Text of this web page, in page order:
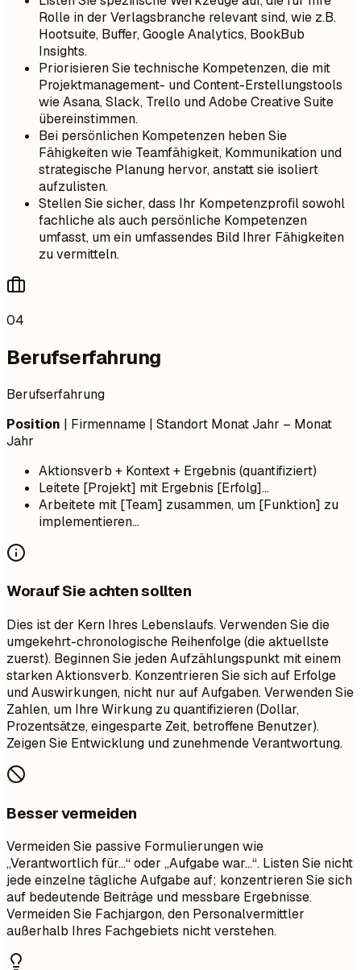
Rolle in der Verlagsbranche relevant sind, wie z.B.
Hootsuite, Buffer, Google Analytics, BookBub
Insights.
Priorisieren Sie technische Kompetenzen, die mit
Projektmanagement- und Content-Erstellungstools
wie Asana, Slack, Trello und Adobe Creative Suite
übereinstimmen.
Bei persönlichen Kompetenzen heben Sie
Fähigkeiten wie Teamfähigkeit, Kommunikation und
strategische Planung hervor, anstatt sie isoliert
aufzulisten.
Stellen Sie sicher, dass Ihr Kompetenzprofil sowohl
fachliche als auch persönliche Kompetenzen
umfasst, um ein umfassendes Bild Ihrer Fähigkeiten
zu vermitteln.
04
Berufserfahrung
Berufserfahrung
Position | Firmenname | Standort Monat Jahr – Monat
Jahr
Aktionsverb + Kontext + Ergebnis (quantifiziert)
Leitete [Projekt] mit Ergebnis [Erfolg]...
Arbeitete mit [Team] zusammen, um [Funktion] zu
implementieren...
Worauf Sie achten sollten
Dies ist der Kern Ihres Lebenslaufs. Verwenden Sie die
umgekehrt-chronologische Reihenfolge (die aktuellste
zuerst). Beginnen Sie jeden Aufzählungspunkt mit einem
starken Aktionsverb. Konzentrieren Sie sich auf Erfolge
und Auswirkungen, nicht nur auf Aufgaben. Verwenden Sie
Zahlen, um Ihre Wirkung zu quantifizieren (Dollar,
Prozentsätze, eingesparte Zeit, betroffene Benutzer).
Zeigen Sie Entwicklung und zunehmende Verantwortung.
Besser vermeiden
Vermeiden Sie passive Formulierungen wie
„Verantwortlich für…“ oder „Aufgabe war…“. Listen Sie nicht
jede einzelne tägliche Aufgabe auf; konzentrieren Sie sich
auf bedeutende Beiträge und messbare Ergebnisse.
Vermeiden Sie Fachjargon, den Personalvermittler
außerhalb Ihres Fachgebiets nicht verstehen.